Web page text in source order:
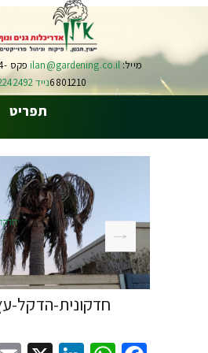
מייל:ilan@gardening.co.il
6801210נייד 050-2242492
תפריט
חדקונית-הדקל-